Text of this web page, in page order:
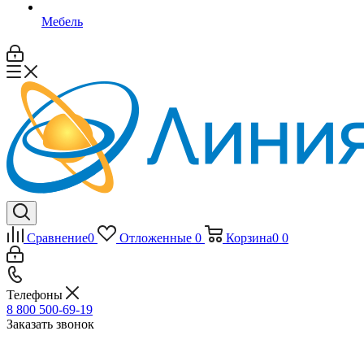
Мебель
Сравнение0 Отложенные 0 Корзина0 0
Телефоны
8 800 500-69-19
Заказать звонок